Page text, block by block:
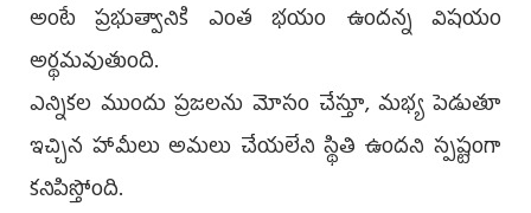
అంటే ప్రభుత్వానికి ఎంత భయం ఉందన్న విషయం
అర్థమవుతుంది.
ఎన్నికల ముందు ప్రజలను మోసం చేస్తూ, మభ్య పెడుతూ
ఇచ్చిన హామీలు అమలు చేయలేని స్థితి ఉందని స్పష్టంగా
కనిపిస్తోంది.